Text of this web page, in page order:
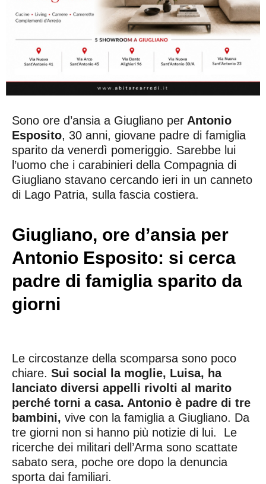
Sono ore d’ansia a Giugliano per Antonio
Esposito, 30 anni, giovane padre di famiglia
sparito da venerdì pomeriggio. Sarebbe lui
l’uomo che i carabinieri della Compagnia di
Giugliano stavano cercando ieri in un canneto
di Lago Patria, sulla fascia costiera.
Giugliano, ore d’ansia per
Antonio Esposito: si cerca
padre di famiglia sparito da
giorni
Le circostanze della scomparsa sono poco
chiare. Sui social la moglie, Luisa, ha
lanciato diversi appelli rivolti al marito
perché torni a casa. Antonio è padre di tre
bambini, vive con la famiglia a Giugliano. Da
tre giorni non si hanno più notizie di lui. Le
ricerche dei militari dell’Arma sono scattate
sabato sera, poche ore dopo la denuncia
sporta dai familiari.